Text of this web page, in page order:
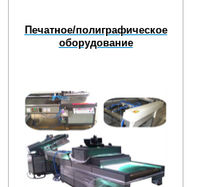
Печатное/полиграфическое
оборудование